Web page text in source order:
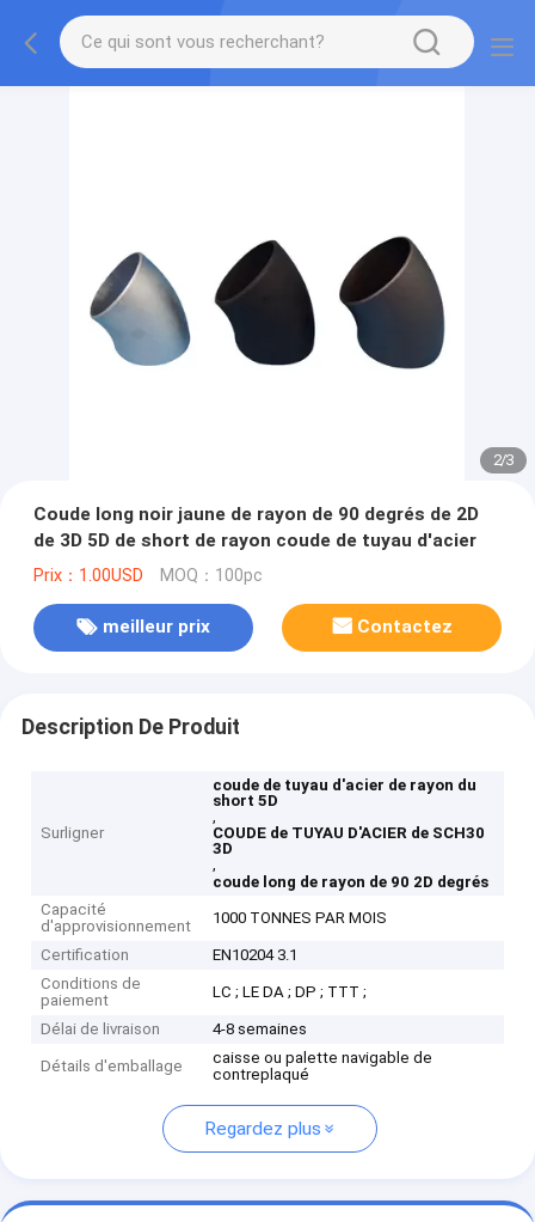
2/3
Coude long noir jaune de rayon de 90 degrés de 2D
de 3D 5D de short de rayon coude de tuyau d'acier
Prix：1.00USD MOQ：100pc
meilleur prix Contactez
Description De Produit
Surligner
coude de tuyau d'acier de rayon du
short 5D
,
COUDE de TUYAU D'ACIER de SCH30
3D
,
coude long de rayon de 90 2D degrés
Capacité
d'approvisionnement
1000 TONNES PAR MOIS
Certification
EN10204 3.1
Conditions de
paiement
LC ; LE DA ; DP ; TTT ;
Délai de livraison 4-8 semaines
Détails d'emballage
caisse ou palette navigable de
contreplaqué
Regardez plus